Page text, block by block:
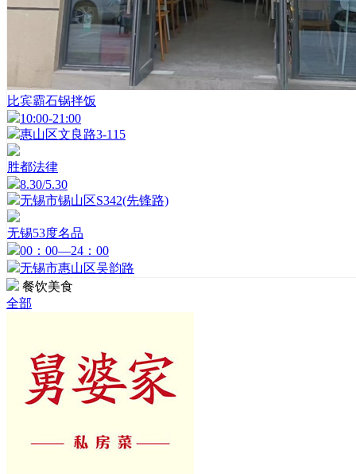
比宾霸石锅拌饭
10:00-21:00
惠山区文良路3-115
胜都法律
8.30/5.30
无锡市锡山区S342(先锋路)
无锡53度名品
00：00—24：00
无锡市惠山区吴韵路
餐饮美食
全部